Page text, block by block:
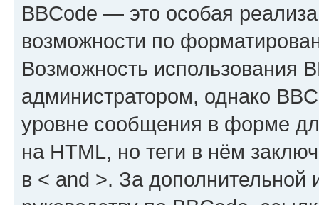
BBCode — это особая
возможности по
Возможность использования
администратором, однако
уровне сообщения в форме
на HTML, но теги в нём
в < and >. За